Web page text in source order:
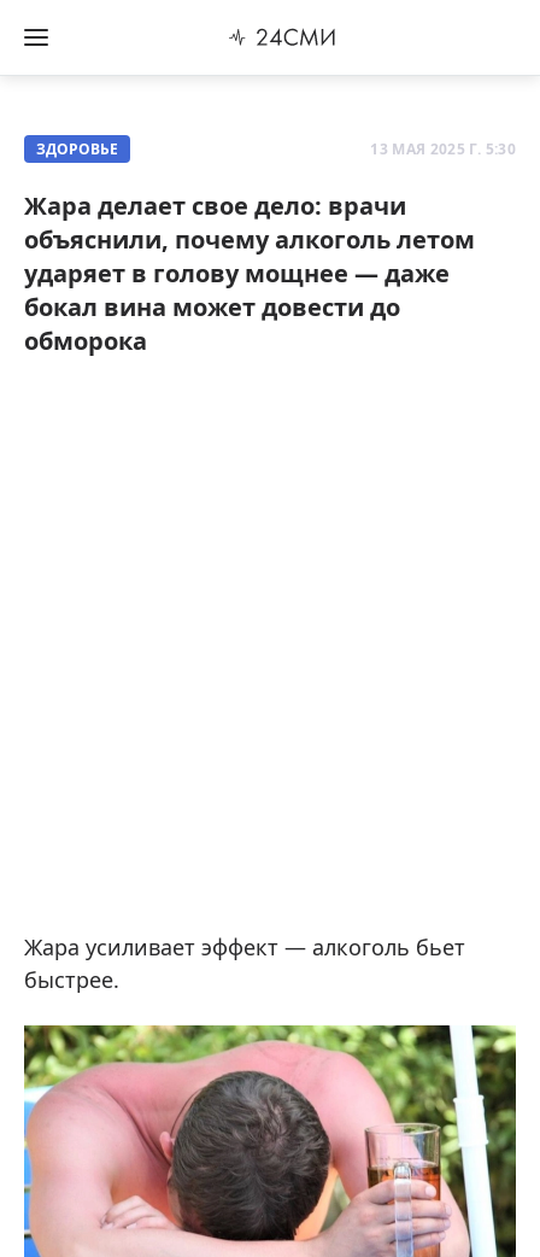
ЗДОРОВЬЕ 13 МАЯ 2025 Г. 5:30
Жара делает свое дело: врачи
объяснили, почему алкоголь летом
ударяет в голову мощнее — даже
бокал вина может довести до
обморока
Жара усиливает эффект — алкоголь бьет
быстрее.